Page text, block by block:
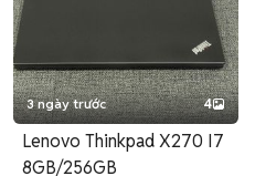
3 ngày trước 4
Lenovo Thinkpad X270 I7
8GB/256GB